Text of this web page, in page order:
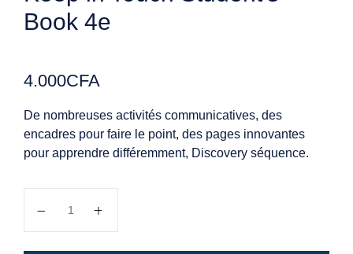
Book 4e
4.000CFA
De nombreuses activités communicatives, des
encadres pour faire le point, des pages innovantes
pour apprendre différemment, Discovery séquence.